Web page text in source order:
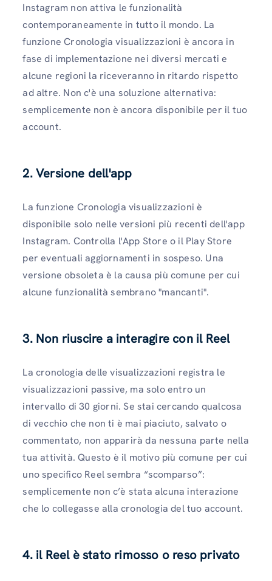
Instagram non attiva le funzionalità
contemporaneamente in tutto il mondo. La
funzione Cronologia visualizzazioni è ancora in
fase di implementazione nei diversi mercati e
alcune regioni la riceveranno in ritardo rispetto
ad altre. Non c'è una soluzione alternativa:
semplicemente non è ancora disponibile per il tuo
account.
2. Versione dell'app
La funzione Cronologia visualizzazioni è
disponibile solo nelle versioni più recenti dell'app
Instagram. Controlla l'App Store o il Play Store
per eventuali aggiornamenti in sospeso. Una
versione obsoleta è la causa più comune per cui
alcune funzionalità sembrano "mancanti".
3. Non riuscire a interagire con il Reel
La cronologia delle visualizzazioni registra le
visualizzazioni passive, ma solo entro un
intervallo di 30 giorni. Se stai cercando qualcosa
di vecchio che non ti è mai piaciuto, salvato o
commentato, non apparirà da nessuna parte nella
tua attività. Questo è il motivo più comune per cui
uno specifico Reel sembra “scomparso”:
semplicemente non c’è stata alcuna interazione
che lo collegasse alla cronologia del tuo account.
4. il Reel è stato rimosso o reso privato